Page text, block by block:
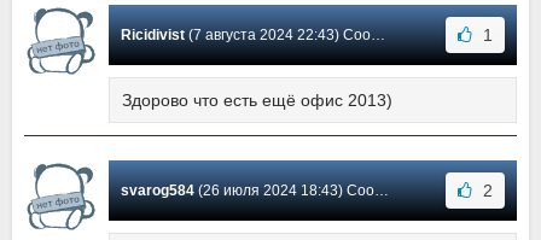
Ricidivist(7 августа 2024 22:43) Сообщение #1773 1
Здорово что есть ещё офис 2013)
svarog584(26 июля 2024 18:43) Сообщение #1772 2